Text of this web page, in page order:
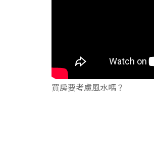
買房要考慮風水嗎？